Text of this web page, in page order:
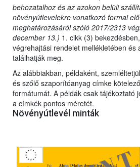
behozatalhoz és az azokon belüli
növényútlevelekre vonatkozó formai
meghatározásáról szóló 2017/2313
december 13.) 1. cikk (3)
végrehajtási rendelet mellékletében és
találhatják meg.
Az alábbiakban, példaként,
és szőlő szaporítóanyag címke
formátumát. A példák csak tájékoztató
a címkék pontos méretét.
Növényútlevél minták